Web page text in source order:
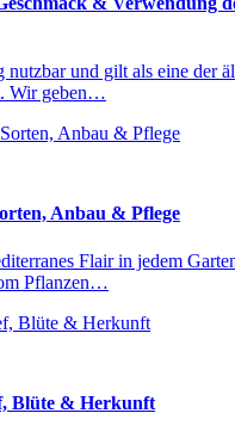
und gilt als eine der
Wir geben…
Anbau & Pflege
Flair in jedem
Pflanzen…
Blüte & Herkunft